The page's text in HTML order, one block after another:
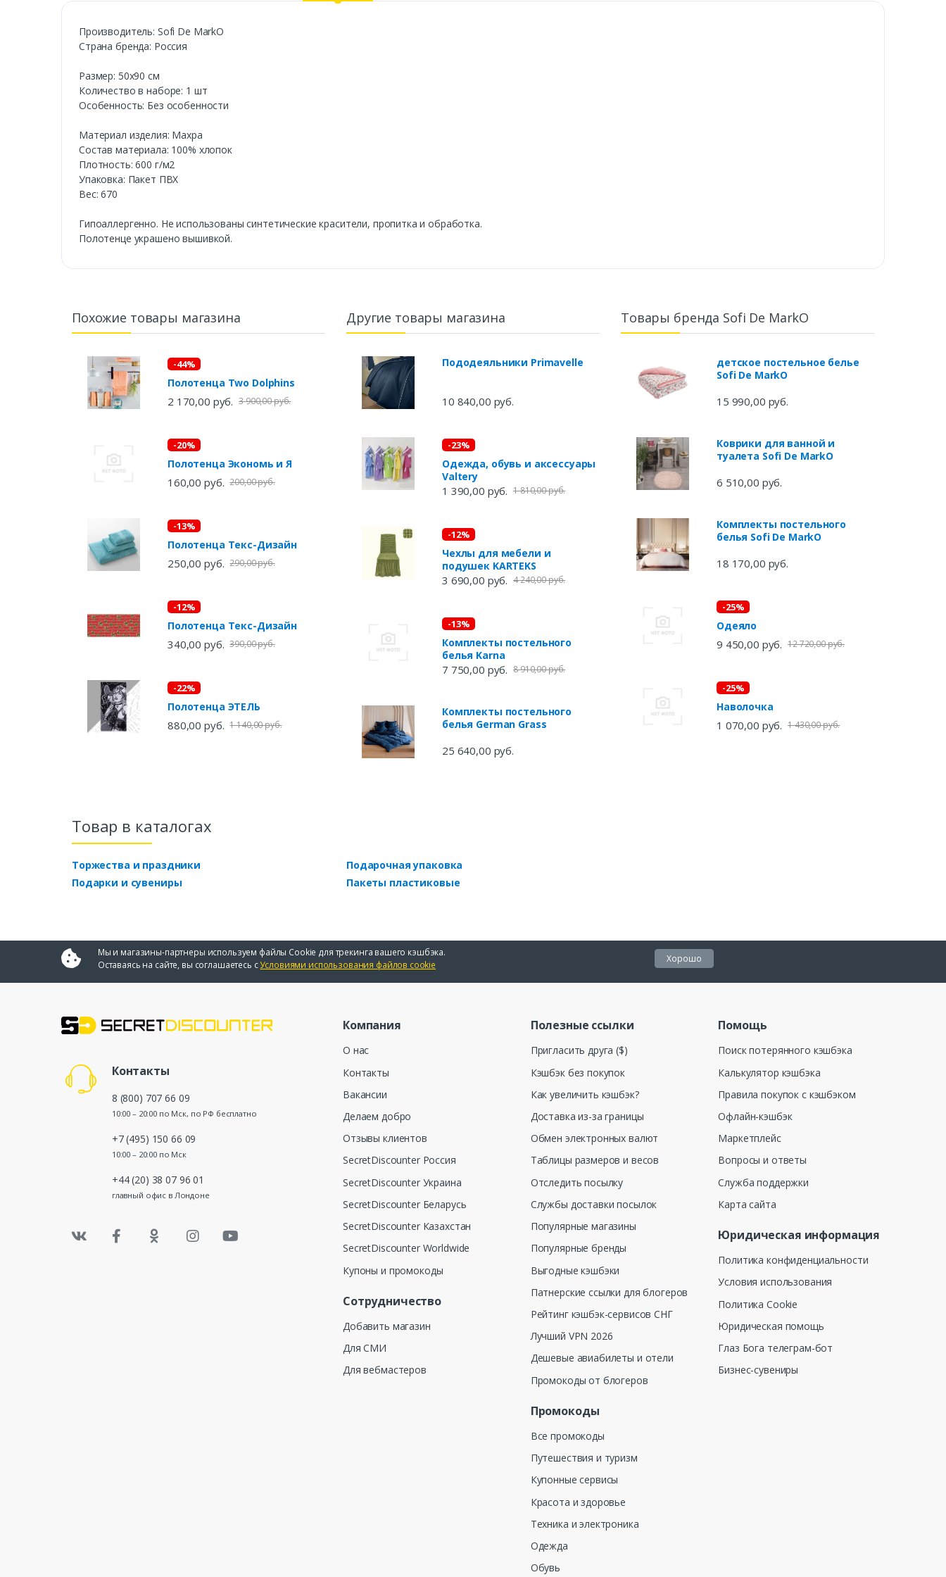
Производитель: Sofi De MarkO
Страна бренда: Россия
Размер: 50х90 см
Количество в наборе: 1 шт
Особенность: Без особенности
Материал изделия: Махра
Состав материала: 100% хлопок
Плотность: 600 г/м2
Упаковка: Пакет ПВХ
Вес: 670
Гипоаллергенно. Не использованы синтетические красители, пропитка и обработка.
Полотенце украшено вышивкой.
Похожие товары магазина
-44%
Полотенца Two Dolphins
2 170,00 руб. 3 900,00 руб.
-20%
Полотенца Экономь и Я
160,00 руб. 200,00 руб.
-13%
Полотенца Текс-Дизайн
250,00 руб. 290,00 руб.
-12%
Полотенца Текс-Дизайн
340,00 руб. 390,00 руб.
-22%
Полотенца ЭТЕЛЬ
880,00 руб. 1 140,00 руб.
Другие товары магазина
Пододеяльники Primavelle
10 840,00 руб.
-23%
Одежда, обувь и аксессуары
Valtery
1 390,00 руб. 1 810,00 руб.
-12%
Чехлы для мебели и
подушек KARTEKS
3 690,00 руб. 4 240,00 руб.
-13%
Комплекты постельного
белья Karna
7 750,00 руб. 8 910,00 руб.
Комплекты постельного
белья German Grass
25 640,00 руб.
Товары бренда Sofi De MarkO
детское постельное белье
Sofi De MarkO
15 990,00 руб.
Коврики для ванной и
туалета Sofi De MarkO
6 510,00 руб.
Комплекты постельного
белья Sofi De MarkO
18 170,00 руб.
-25%
Одеяло
9 450,00 руб. 12 720,00 руб.
-25%
Наволочка
1 070,00 руб. 1 430,00 руб.
Товар в каталогах
Торжества и праздники
Подарки и сувениры
Подарочная упаковка
Пакеты пластиковые
Мы и магазины-партнеры используем файлы Cookie для трекинга вашего кэшбэка.
Оставаясь на сайте, вы соглашаетесь сУсловиями использования файлов cookie
Хорошо
Контакты
8 (800) 707 66 09
10:00 – 20:00 по Мск, по РФ бесплатно
+7 (495) 150 66 09
10:00 – 20:00 по Мск
+44 (20) 38 07 96 01
главный офис в Лондоне
Компания
О нас
Контакты
Вакансии
Делаем добро
Отзывы клиентов
SecretDiscounter Россия
SecretDiscounter Украина
SecretDiscounter Беларусь
SecretDiscounter Казахстан
SecretDiscounter Worldwide
Купоны и промокоды
Сотрудничество
Добавить магазин
Для СМИ
Для вебмастеров
Полезные ссылки
Пригласить друга ($)
Кэшбэк без покупок
Как увеличить кэшбэк?
Доставка из-за границы
Обмен электронных валют
Таблицы размеров и весов
Отследить посылку
Службы доставки посылок
Популярные магазины
Популярные бренды
Выгодные кэшбэки
Патнерские ссылки для блогеров
Рейтинг кэшбэк-сервисов СНГ
Лучший VPN 2026
Дешевые авиабилеты и отели
Промокоды от блогеров
Промокоды
Все промокоды
Путешествия и туризм
Купонные сервисы
Красота и здоровье
Техника и электроника
Одежда
Обувь
Помощь
Поиск потерянного кэшбэка
Калькулятор кэшбэка
Правила покупок с кэшбэком
Офлайн-кэшбэк
Маркетплейс
Вопросы и ответы
Служба поддержки
Карта сайта
Юридическая информация
Политика конфиденциальности
Условия использования
Политика Cookie
Юридическая помощь
Глаз Бога телеграм-бот
Бизнес-сувениры